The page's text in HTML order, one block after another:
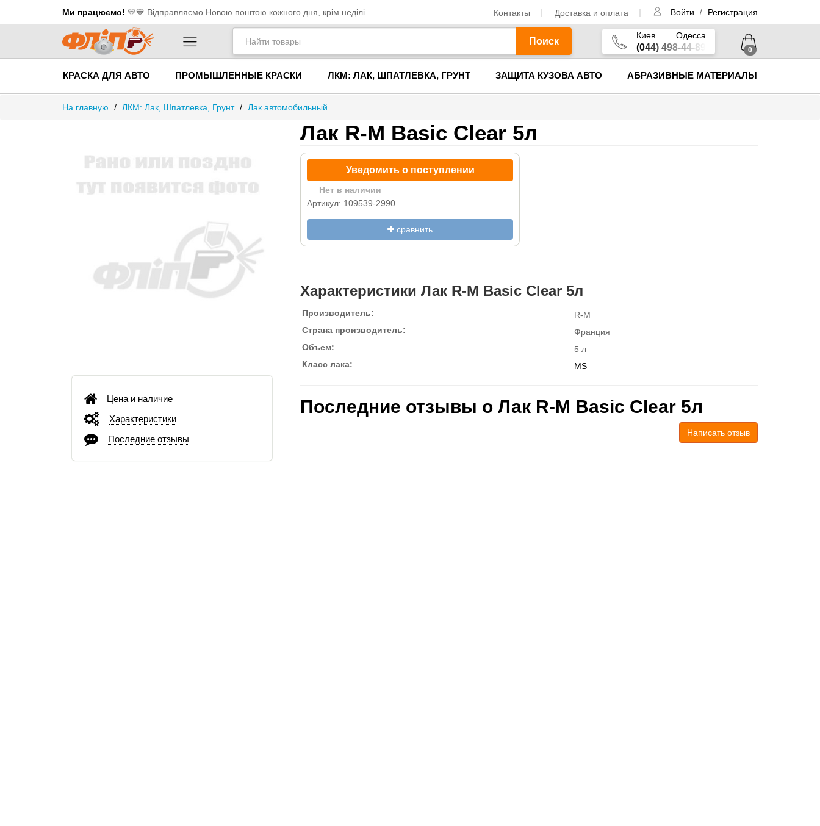
Ми працюємо! 💛​💙 Відправляємо Новою поштою кожного дня, крім неділі. Контакты Доставка и оплата Войти / Регистрация
Поиск
Киев Одесса
(044) 498-44-89 0
КРАСКА ДЛЯ АВТО ПРОМЫШЛЕННЫЕ КРАСКИ ЛКМ: ЛАК, ШПАТЛЕВКА, ГРУНТ ЗАЩИТА КУЗОВА АВТО АБРАЗИВНЫЕ МАТЕРИАЛЫ
На главную / ЛКМ: Лак, Шпатлевка, Грунт / Лак автомобильный
Цена и наличие
Характеристики
Последние отзывы
Лак R-M Basic Clear 5л
Уведомить о поступлении
Нет в наличии
Артикул: 109539-2990
сравнить
Характеристики Лак R-M Basic Clear 5л
Производитель:
R-M
Страна производитель:
Франция
Объем:
5 л
Класс лака:
MS
Последние отзывы о Лак R-M Basic Clear 5л
Написать отзыв